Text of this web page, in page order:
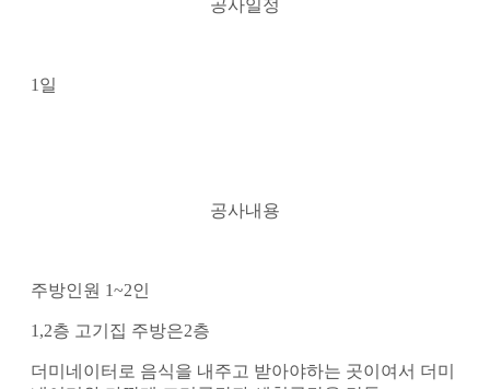
공사일정
1일
공사내용
주방인원 1~2인
1,2층 고기집 주방은2층
더미네이터로 음식을 내주고 받아야하는 곳이여서 더미